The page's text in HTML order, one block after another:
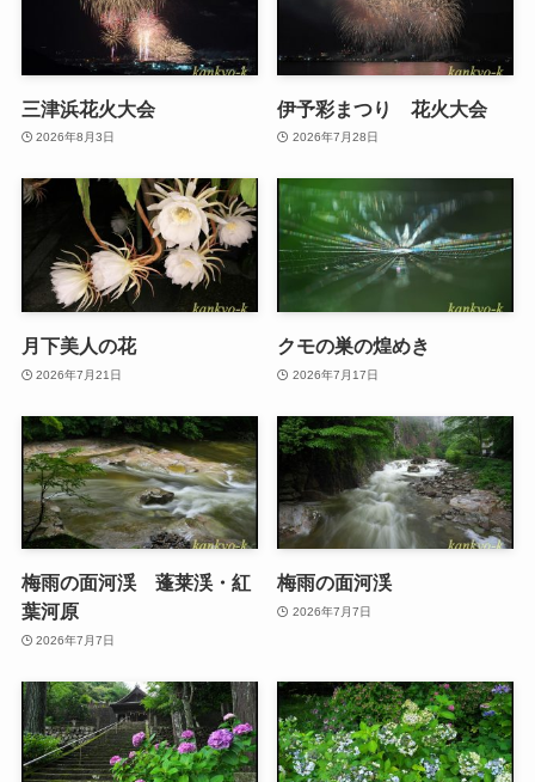
三津浜花火大会
2026年8月3日
伊予彩まつり 花火大会
2026年7月28日
月下美人の花
2026年7月21日
クモの巣の煌めき
2026年7月17日
梅雨の面河渓 蓬莱渓・紅
葉河原
2026年7月7日
梅雨の面河渓
2026年7月7日